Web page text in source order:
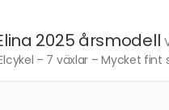
2025 årsmodell
– 7 växlar – Mycket fint